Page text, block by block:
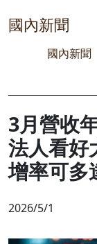
國內新聞
國內新聞
3月營收
法人看好
增率可多
2026/5/1